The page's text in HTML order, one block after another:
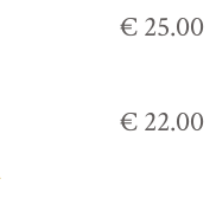
€ 25.00
€ 22.00